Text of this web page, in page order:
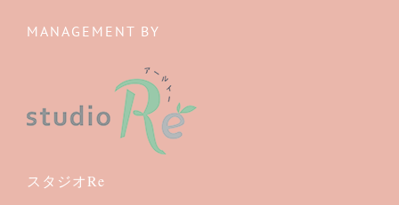
MANAGEMENT BY
スタジオRe